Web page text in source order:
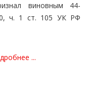
виновным 44-
ч. 1 ст. 105 УК РФ
...